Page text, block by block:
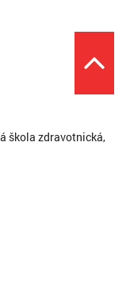
škola zdravotnická,